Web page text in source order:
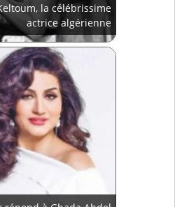
la célébrissime
actrice algérienne